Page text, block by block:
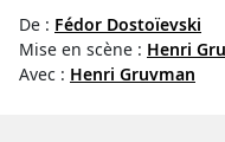
De : Fédor Dostoïevski
Mise en scène : Henri
Avec : Henri Gruvman